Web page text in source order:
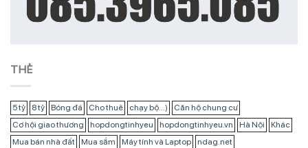
THẺ
5 tỷ 8 tỷ Bóng đá Cho thuê chạy bộ...)
Căn hộ chung cư
Cơ hội giao thương
hopdongtinhyeu hopdongtinhyeu.vn Hà Nội
Khác
Mua bán nhà đất
Mua sắm Máy tính và Laptop
ndag.net